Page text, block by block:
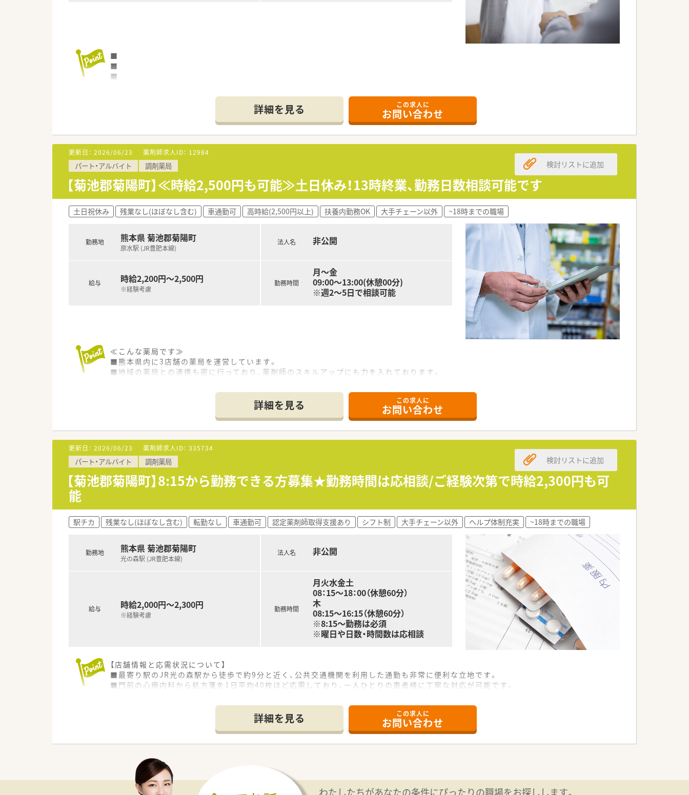
■実務経験が無い方やブランクがある方も安心できる教育プログラムがあるので安心してスキルアップ出来ます。
■社員教育に関しては、基本研修から興味ある分野を学べるテーマ別研修があり、その他年次や役職に合わせた研修が充実しています。
■自社開発の150コンテンツある動画は自宅でも視聴可能なように1社員1IDが付与されています。
■e‐learningは会社負担で受ける事ができ、認定薬剤師資格の取得も可能です。
<患者様への取り組み>
■
■
■
詳細を見る この求人に
お問い合わせ
更新日： 2026/06/23 薬剤師求人ID： 12984
パート・アルバイト 調剤薬局
【菊池郡菊陽町】≪時給2,500円も可能≫土日休み！13時終業、勤務日数相談可能です
検討リストに追加
土日祝休み 残業なし(ほぼなし含む) 車通勤可 高時給(2,500円以上) 扶養内勤務OK 大手チェーン以外 ~18時までの職場
勤務地 熊本県 菊池郡菊陽町
原水駅 (JR豊肥本線)
給与 時給2,200円～2,500円
※経験考慮
法人名 非公開
勤務時間
月～金
09:00～13:00(休憩00分)
※週2～5日で相談可能
≪こんな薬局です≫
■熊本県内に3店舗の薬局を運営しています。
■地域の薬局との連携も密に行っており、薬剤師のスキルアップにも力を入れております。
■病院門前で整形外科・内科を中心に複数科目を応需しています。
■1日60枚程の処方箋を薬剤師2名で対応しています。
■薬剤師会への関わりも積極的で、スキルアップも可能な環境です。
詳細を見る この求人に
お問い合わせ
更新日： 2026/06/23 薬剤師求人ID： 335734
パート・アルバイト 調剤薬局
【菊池郡菊陽町】8:15から勤務できる方募集★勤務時間は応相談/ご経験次第で時給2,300円も可
能
検討リストに追加
駅チカ 残業なし(ほぼなし含む) 転勤なし 車通勤可 認定薬剤師取得支援あり シフト制 大手チェーン以外 ヘルプ体制充実 ~18時までの職場
勤務地 熊本県 菊池郡菊陽町
光の森駅 (JR豊肥本線)
給与 時給2,000円～2,300円
※経験考慮
法人名 非公開
勤務時間
月火水金土
08：15～18：00（休憩60分）
木
08:15～16:15（休憩60分）
※8:15～勤務は必須
※曜日や日数・時間数は応相談
【店舗情報と応需状況について】
■最寄り駅のJR光の森駅から徒歩で約9分と近く、公共交通機関を利用した通勤も非常に便利な立地です。
■門前の心療内科から処方箋を1日平均40枚ほど応需しており、一人ひとりの患者様に丁寧な対応が可能です。
■大正12年に天草市で創業した歴史ある薬局グループで、熊本県内を中心に20店舗以上を展開しています。
■全店舗にピッキング支援システムを完備しており、調剤過誤を未然に防ぐための設備投資を惜しまない法人です。
■オンライン会議やe-learningを通じた教育制度が充実しており、パート勤務の方のスキルアップも支援します。
【こんな取り組みをしています】
■「活性化会議」と銘打ったグループ合同の勉強会を定期開催し、店舗の枠を超えた薬剤師間の交流を深めています。
■マイナンバーカードの利用率向上にも取り組んでおり、最新の医療DXに触れながら日々の業務をアップデートできます。
詳細を見る この求人に
お問い合わせ
わたしたちがあなたの条件にぴったりの職場をお探しします。